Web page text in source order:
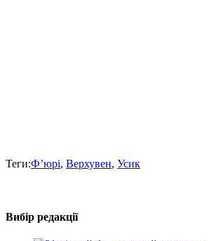
Теги:Ф’юрі, Верхувен, Усик
Вибір редакції